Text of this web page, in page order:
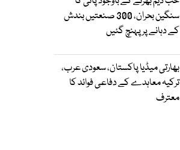
سنگین بحران، 300 صنعتیں بندش
کے دہانے پر پہنچ گئیں
بھارتی میڈیا پاکستان، سعودی عرب،
ترکیہ معاہدے کے دفاعی فوائد کا
معترف